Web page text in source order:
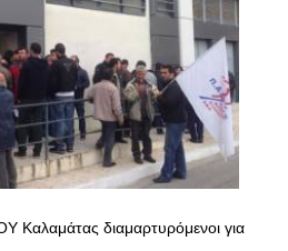
Καλαμάτας διαμαρτυρόμενοι για